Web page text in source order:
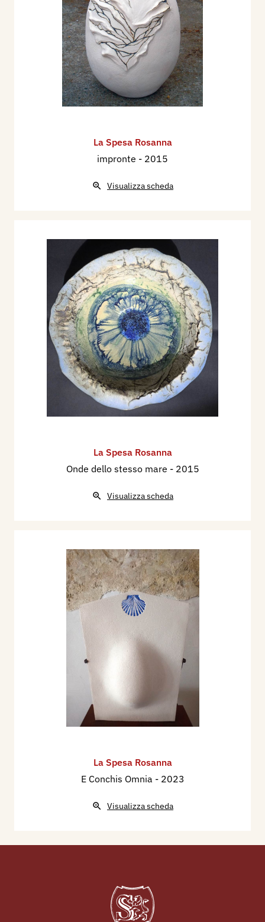
La Spesa Rosanna
impronte - 2015
Visualizza scheda
La Spesa Rosanna
Onde dello stesso mare - 2015
Visualizza scheda
La Spesa Rosanna
E Conchis Omnia - 2023
Visualizza scheda